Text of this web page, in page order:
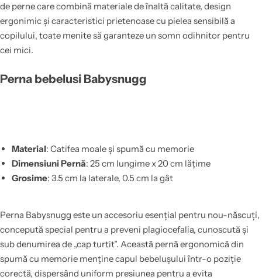
de perne care combină materiale de înaltă calitate, design
ergonimic și caracteristici prietenoase cu pielea sensibilă a
copilului, toate menite să garanteze un somn odihnitor pentru
cei mici.
Perna bebelusi Babysnugg
Material: Catifea moale și spumă cu memorie
Dimensiuni Pernă: 25 cm lungime x 20 cm lățime
Grosime: 3.5 cm la laterale, 0.5 cm la gât
Perna Babysnugg este un accesoriu esențial pentru nou-născuți,
concepută special pentru a preveni plagiocefalia, cunoscută și
sub denumirea de „cap turtit”. Această pernă ergonomică din
spumă cu memorie menține capul bebelușului într-o poziție
corectă, dispersând uniform presiunea pentru a evita